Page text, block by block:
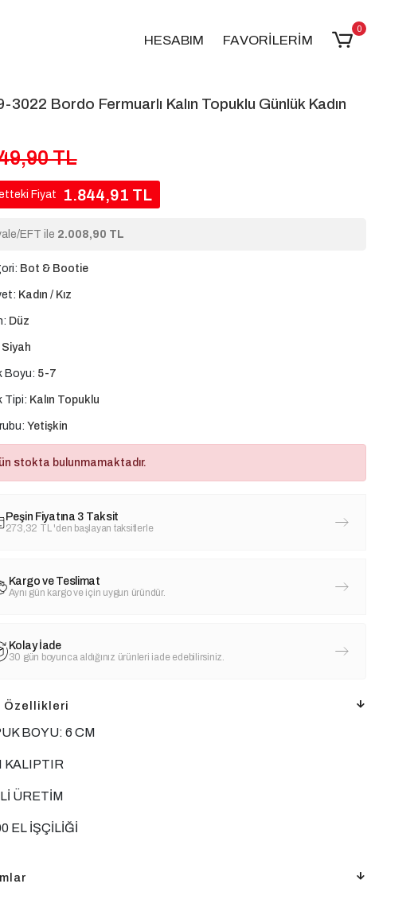
HESABIM FAVORİLERİM
0
3022 Bordo Fermuarlı Kalın Topuklu Günlük Kadın
TL
Fiyat 1.844,91 TL
EFT ile 2.008,90 TL
Bot & Bootie
Kadın / Kız
Düz
Siyah
Boyu: 5-7
Tipi: Kalın Topuklu
Yetişkin
stokta bulunmamaktadır.
Peşin Fiyatına 3 Taksit
273,32 TL 'den başlayan taksitlerle
Kargo ve Teslimat
Aynı gün kargo ve için uygun üründür.
Kolay İade
30 gün boyunca aldığınız ürünleri iade edebilirsiniz.
Özellikleri
BOYU: 6 CM
KALIPTIR
ÜRETİM
EL İŞÇİLİĞİ